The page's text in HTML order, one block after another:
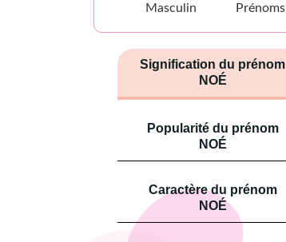
Masculin
Signification du prénom
NOÉ
Popularité du prénom
NOÉ
Caractère du prénom
NOÉ